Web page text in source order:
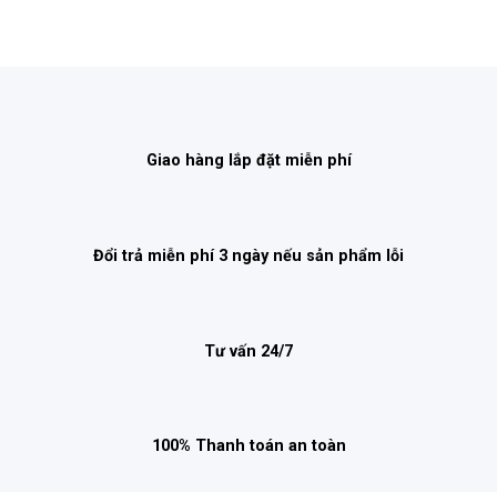
Giao hàng lắp đặt miễn phí
Đổi trả miễn phí 3 ngày nếu sản phẩm lỗi
Tư vấn 24/7
100% Thanh toán an toàn